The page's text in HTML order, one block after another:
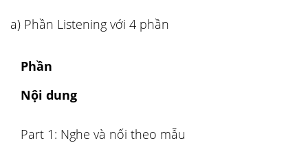
a) Phần Listening với 4 phần
Phần
Nội dung
Part 1: Nghe và nối theo mẫu